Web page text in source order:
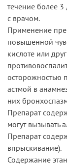
течение более 3
с врачом.
Применение
повышенной
кислоте или
осторожностью
астмой в
них
Препарат
могут вызывать
Препарат
впрыскивание).
Содержание